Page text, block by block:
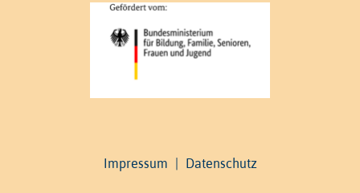
Impressum Datenschutz